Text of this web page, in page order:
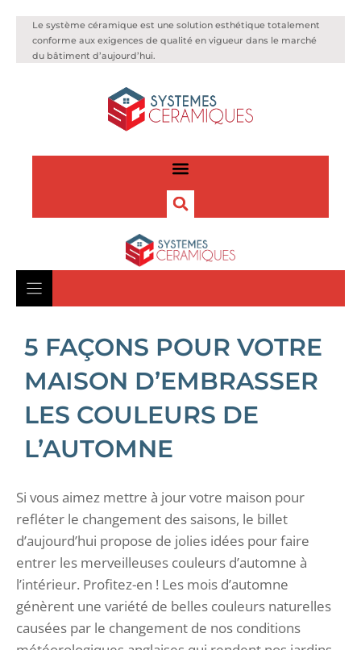
Le système céramique est une solution esthétique totalement
conforme aux exigences de qualité en vigueur dans le marché
du bâtiment d’aujourd’hui.
5 FAÇONS POUR VOTRE
MAISON D’EMBRASSER
LES COULEURS DE
L’AUTOMNE
Si vous aimez mettre à jour votre maison pour
refléter le changement des saisons, le billet
d’aujourd’hui propose de jolies idées pour faire
entrer les merveilleuses couleurs d’automne à
l’intérieur. Profitez-en ! Les mois d’automne
génèrent une variété de belles couleurs naturelles
causées par le changement de nos conditions